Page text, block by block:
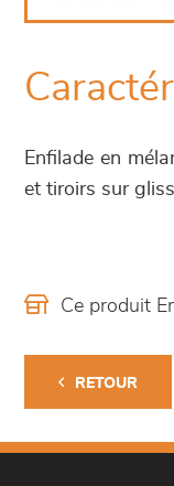
Enfilade en
et tiroirs sur
Ce produit
RETOUR